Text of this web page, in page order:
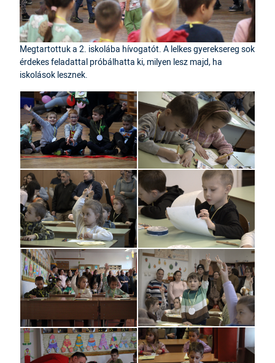
Megtartottuk a 2. iskolába hívogatót. A lelkes gyereksereg sok
érdekes feladattal próbálhatta ki, milyen lesz majd, ha
iskolások lesznek.